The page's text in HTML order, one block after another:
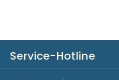
Service-Hotline